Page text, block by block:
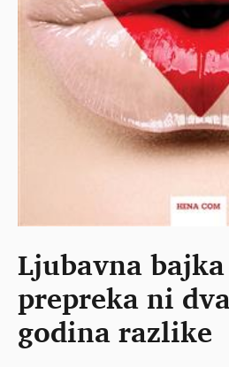
Ljubavna
prepreka ni
godina razlike